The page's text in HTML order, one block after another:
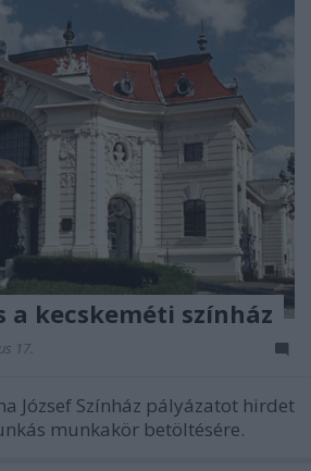
a kecskeméti színház
17.
József Színház pályázatot hirdet
munkakör betöltésére.